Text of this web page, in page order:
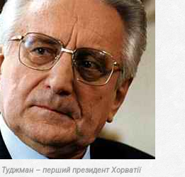
– перший президент Хорватії